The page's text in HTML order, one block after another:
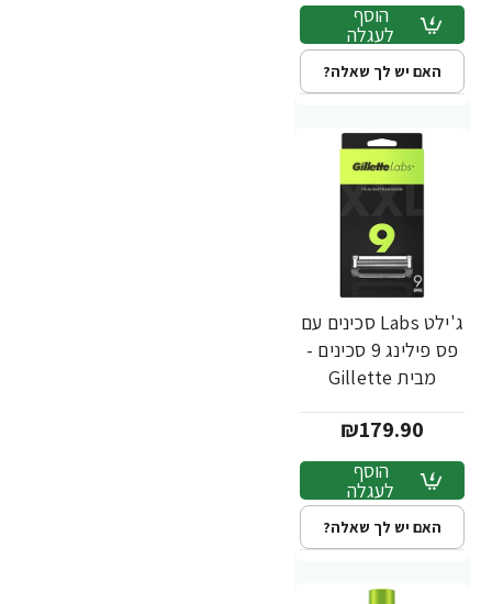
הוסף
לעגלה
האם יש לך שאלה?
ג'ילט Labs סכינים עם
פס פילינג 9 סכינים -
מבית Gillette
₪179.90
הוסף
לעגלה
האם יש לך שאלה?